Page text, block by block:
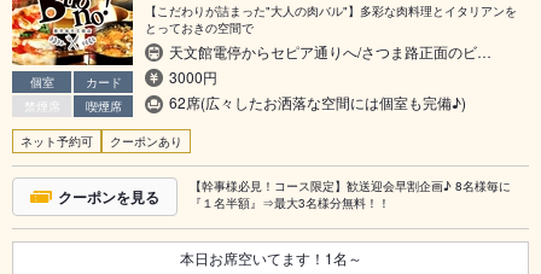
個室
カード
禁煙席
喫煙席
【こだわりが詰まった"大人の肉バル"】多彩な肉料理とイタリアンを
とっておきの空間で
天文館電停からセピア通りへ/さつま路正面のビ…
3000円
62席(広々したお洒落な空間には個室も完備♪)
ネット予約可 クーポンあり
クーポンを見る
【幹事様必見！コース限定】歓送迎会早割企画♪ 8名様毎に
『１名半額』⇒最大3名様分無料！！
本日お席空いてます！ 1名～